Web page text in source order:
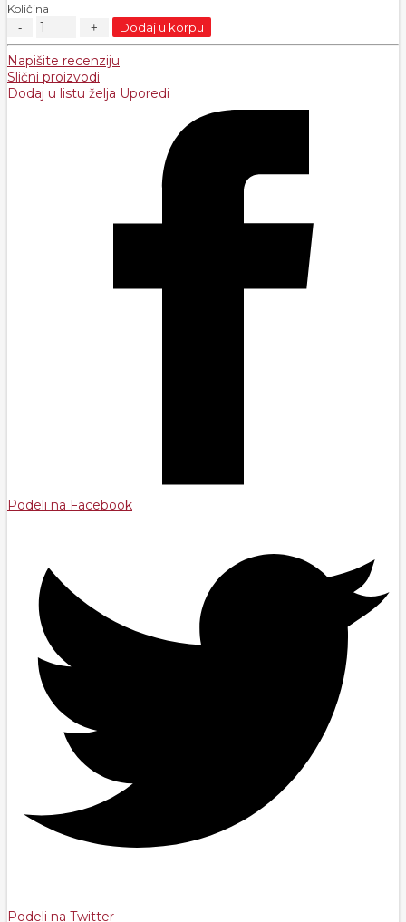
Količina
Dodaj u korpu
Napišite recenziju
Slični proizvodi
Dodaj u listu želja Uporedi
Podeli na Facebook
Podeli na Twitter